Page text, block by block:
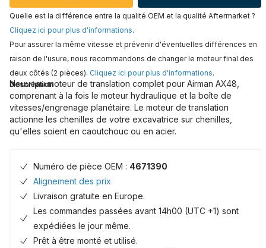
Quelle est la différence entre la qualité OEM et la qualité Aftermarket ?
Cliquez ici pour plus d'informations.
Pour assurer la même vitesse et prévenir d'éventuelles différences en
raison de l'usure, nous recommandons de changer le moteur final des
deux côtés (2 pièces). Cliquez ici pour plus d'informations.
Description
Nouveau moteur de translation complet pour Airman AX48,
comprenant à la fois le moteur hydraulique et la boîte de
vitesses/engrenage planétaire. Le moteur de translation
actionne les chenilles de votre excavatrice sur chenilles,
qu'elles soient en caoutchouc ou en acier.
Numéro de pièce OEM : 4671390
Alignement des prix
Livraison gratuite en Europe.
Les commandes passées avant 14h00 (UTC +1) sont
expédiées le jour même.
Prêt à être monté et utilisé.